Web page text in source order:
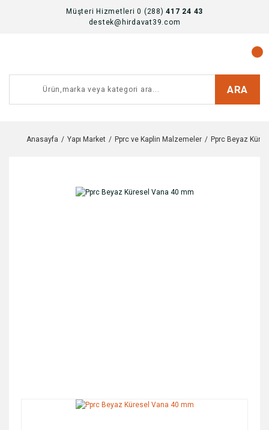
Müşteri Hizmetleri 0 (288)417 24 43
destek@hirdavat39.com
ARA
Anasayfa Yapı Market Pprc ve Kaplin Malzemeler Pprc Beyaz